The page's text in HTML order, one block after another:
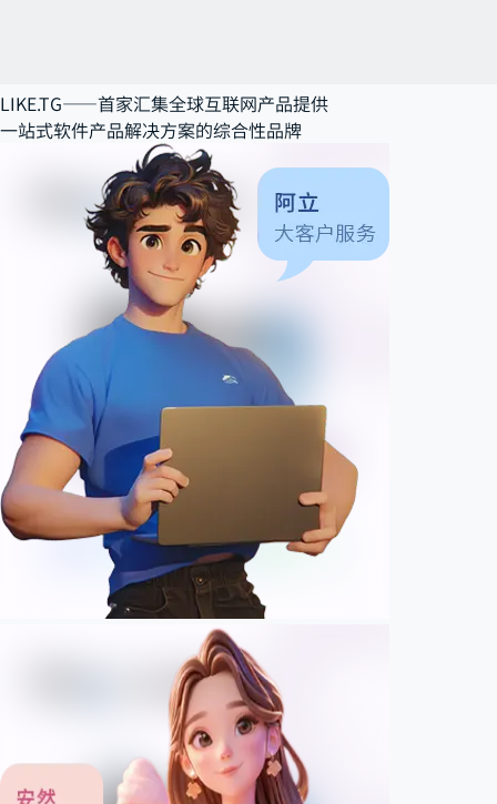
LIKE.TG——首家汇集全球互联网产品提供
一站式软件产品解决方案的综合性品牌